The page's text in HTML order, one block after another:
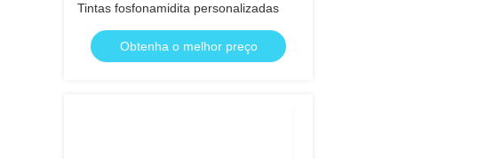
Tintas fosfonamidita personalizadas
Obtenha o melhor preço